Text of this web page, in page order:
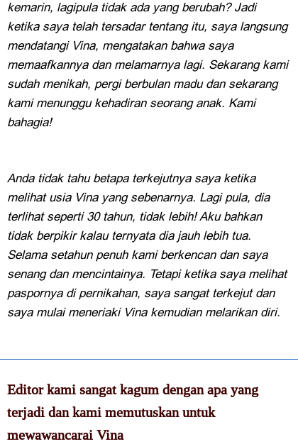
Anda tidak tahu betapa terkejutnya saya ketika
melihat usia Vina yang sebenarnya. Lagi pula, dia
terlihat seperti 30 tahun, tidak lebih! Aku bahkan
tidak berpikir kalau ternyata dia jauh lebih tua.
Selama setahun penuh kami berkencan dan saya
senang dan mencintainya. Tetapi ketika saya melihat
paspornya di pernikahan, saya sangat terkejut dan
saya mulai meneriaki Vina kemudian melarikan diri.
kemarin, lagipula tidak ada yang berubah? Jadi
ketika saya telah tersadar tentang itu, saya langsung
mendatangi Vina, mengatakan bahwa saya
memaafkannya dan melamarnya lagi. Sekarang kami
sudah menikah, pergi berbulan madu dan sekarang
kami menunggu kehadiran seorang anak. Kami
bahagia!
Editor kami sangat kagum dengan apa yang
terjadi dan kami memutuskan untuk
mewawancarai Vina